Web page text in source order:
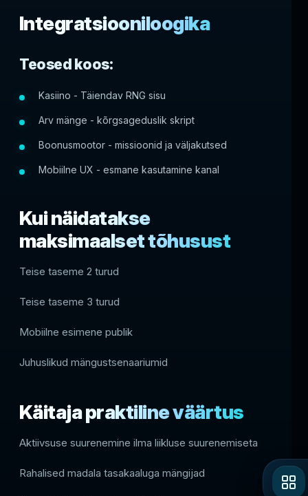
Integratsiooniloogika
Teosed koos:
Kasiino - Täiendav RNG sisu
Arv mänge - kõrgsageduslik skript
Boonusmootor - missioonid ja väljakutsed
Mobiilne UX - esmane kasutamine kanal
Kui näidatakse
maksimaalset tõhusust
Teise taseme 2 turud
Teise taseme 3 turud
Mobiilne esimene publik
Juhuslikud mängustsenaariumid
Käitaja praktiline väärtus
Aktiivsuse suurenemine ilma liikluse suurenemiseta
Rahalised madala tasakaaluga mängijad